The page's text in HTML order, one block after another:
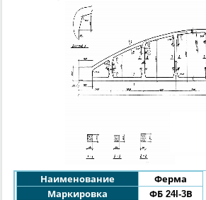
Наименование
Ферма
Маркировка
ФБ 24I-3В